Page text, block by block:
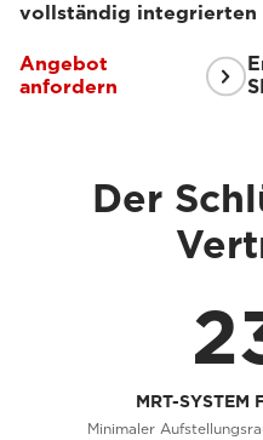
vollständig integrierten
Angebot
anfordern
Der
MRT-SYSTEM
Minimaler